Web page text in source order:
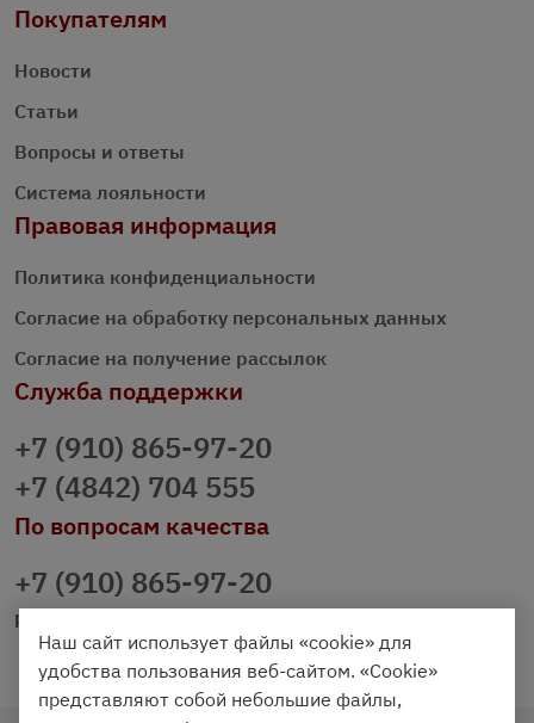
Покупателям
Новости
Статьи
Вопросы и ответы
Система лояльности
Правовая информация
Политика конфиденциальности
Согласие на обработку персональных данных
Согласие на получение рассылок
Служба поддержки
+7 (910) 865-97-20
+7 (4842) 704 555
По вопросам качества
+7 (910) 865-97-20
prazdnichniy40@palmi.ru
Наш сайт использует файлы «cookie» для
удобства пользования веб-сайтом. «Cookie»
представляют собой небольшие файлы,